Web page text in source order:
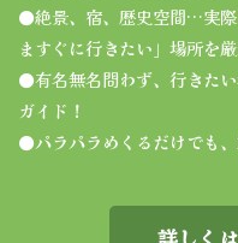
●絶景、宿、歴史空間…実際
ますぐに行きたい」場所を厳
●有名無名問わず、行きた
ガイド！
●パラパラめくるだけでも